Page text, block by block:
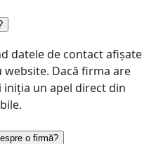
datele de contact afișate
website. Dacă firma are
un apel direct din
o firmă?